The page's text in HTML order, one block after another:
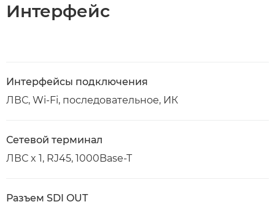
Интерфейс
Интерфейсы подключения
ЛВС, Wi-Fi, последовательное, ИК
Сетевой терминал
ЛВС x 1, RJ45, 1000Base-T
Разъем SDI OUT